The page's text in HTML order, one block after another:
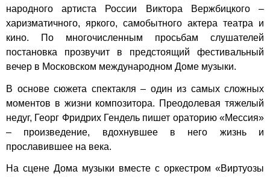
народного артиста России Виктора Вержбицкого –
харизматичного, яркого, самобытного актера театра и
кино. По многочисленным просьбам слушателей
постановка прозвучит в предстоящий фестивальный
вечер в Московском международном Доме музыки.
В основе сюжета спектакля – один из самых сложных
моментов в жизни композитора. Преодолевая тяжелый
недуг, Георг Фридрих Гендель пишет ораторию «Мессия»
– произведение, вдохнувшее в него жизнь и
прославившее на века.
На сцене Дома музыки вместе с оркестром «Виртуозы